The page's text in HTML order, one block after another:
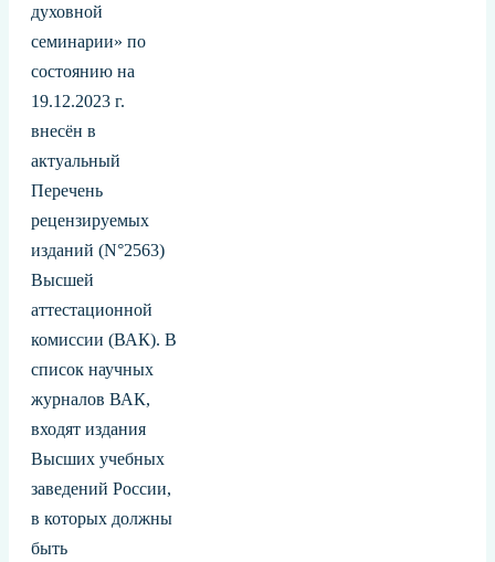
духовной
семинарии» по
состоянию на
19.12.2023 г.
внесён в
актуальный
Перечень
рецензируемых
изданий (N°2563)
Высшей
аттестационной
комиссии (ВАК). В
список научных
журналов ВАК,
входят издания
Высших учебных
заведений России,
в которых должны
быть